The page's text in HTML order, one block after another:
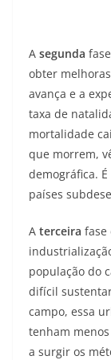
A segunda
obter
avança e a
taxa de
mortalidade
que morrem,
demográfica.
países
A terceira fase
população do
difícil
campo, essa
tenham
a surgir os